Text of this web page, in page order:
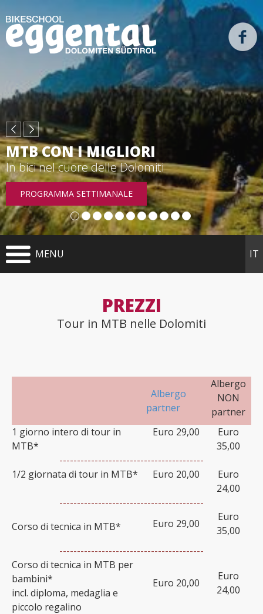
MTB CON I MIGLIORI
In bici nel cuore delle Dolomiti
PROGRAMMA SETTIMANALE
IN SELLA ALLA BICI DA CORSA
Dolomiti
TOUR IN BICI DA CORSA
IT
MENU
PREZZI
Tour in MTB nelle Dolomiti
Albergo
partner
Albergo
NON
partner
1 giorno intero di tour in
MTB*
Euro 29,00
Euro
35,00
-----------------------------------------
1/2 giornata di tour in MTB*
Euro 20,00
Euro
24,00
-----------------------------------------
Corso di tecnica in MTB*
Euro 29,00
Euro
35,00
-----------------------------------------
Corso di tecnica in MTB per
bambini*
incl. diploma, medaglia e
piccolo regalino
Euro 20,00
Euro
24,00